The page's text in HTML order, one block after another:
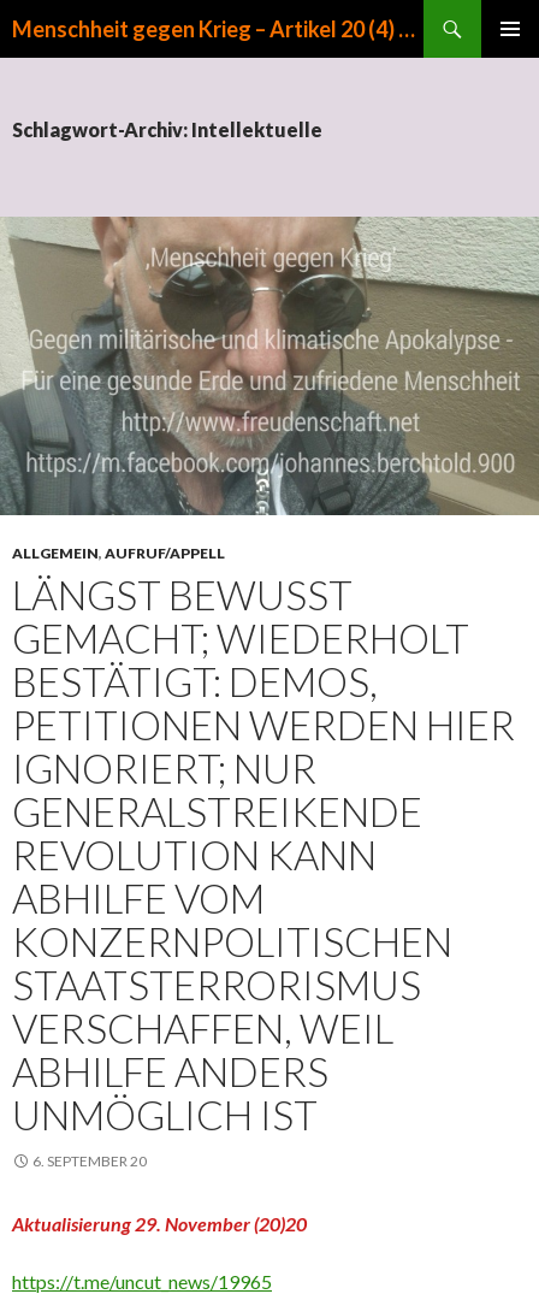
Menschheit gegen Krieg – Artikel 20 (4) GG
Schlagwort-Archiv: Intellektuelle
ALLGEMEIN, AUFRUF/APPELL
LÄNGST BEWUSST
GEMACHT; WIEDERHOLT
BESTÄTIGT: DEMOS,
PETITIONEN WERDEN HIER
IGNORIERT; NUR
GENERALSTREIKENDE
REVOLUTION KANN
ABHILFE VOM
KONZERNPOLITISCHEN
STAATSTERRORISMUS
VERSCHAFFEN, WEIL
ABHILFE ANDERS
UNMÖGLICH IST
6. SEPTEMBER 20
Aktualisierung 29. November (20)20
https://t.me/uncut_news/19965